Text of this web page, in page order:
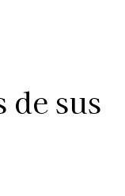
sus